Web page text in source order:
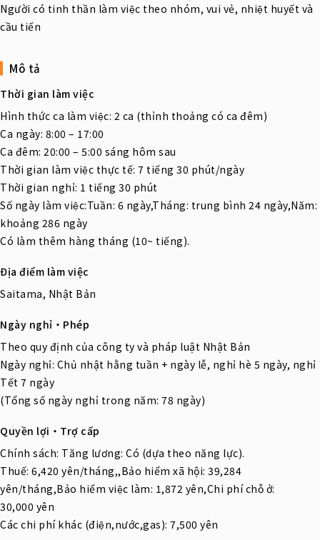
Người có tinh thần làm việc theo nhóm, vui vẻ, nhiệt huyết và
cầu tiến
Mô tả
Thời gian làm việc
Hình thức ca làm việc: 2 ca (thỉnh thoảng có ca đêm)
Ca ngày: 8:00 – 17:00
Ca đêm: 20:00 – 5:00 sáng hôm sau
Thời gian làm việc thực tế: 7 tiếng 30 phút/ngày
Thời gian nghỉ: 1 tiếng 30 phút
Số ngày làm việc:Tuần: 6 ngày,Tháng: trung bình 24 ngày,Năm:
khoảng 286 ngày
Có làm thêm hàng tháng (10~ tiếng).
Địa điểm làm việc
Saitama, Nhật Bản
Ngày nghỉ・Phép
Theo quy định của công ty và pháp luật Nhật Bản
Ngày nghỉ: Chủ nhật hằng tuần + ngày lễ, nghỉ hè 5 ngày, nghỉ
Tết 7 ngày
(Tổng số ngày nghỉ trong năm: 78 ngày)
Quyền lợi・Trợ cấp
Chính sách: Tăng lương: Có (dựa theo năng lực).
Thuế: 6,420 yên/tháng,,Bảo hiểm xã hội: 39,284
yên/tháng,Bảo hiểm việc làm: 1,872 yên,Chi phí chỗ ở:
30,000 yên
Các chi phí khác (điện,nước,gas): 7,500 yên